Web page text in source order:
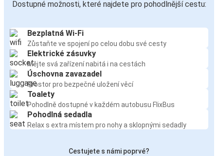
Dostupné možnosti, které najdete pro pohodlnější cestu:
Bezplatná Wi-Fi
Zůstaňte ve spojení po celou dobu své cesty
Elektrické zásuvky
Mějte svá zařízení nabitá i na cestách
Úschovna zavazadel
Prostor pro bezpečné uložení věcí
Toalety
Pohodlně dostupné v každém autobusu FlixBus
Pohodlná sedadla
Relax s extra místem pro nohy a sklopnými sedadly
Cestujete s námi poprvé?